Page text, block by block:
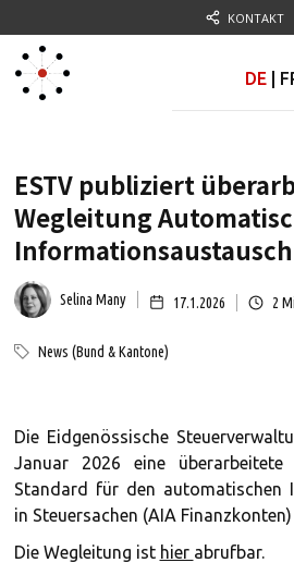
KONTAKT
DE
ESTV publiziert
Wegleitung
Informationsaustausch
Selina Many 17.1.2026 2
News (Bund & Kantone)
Die Eidgenössische
Januar 2026 eine
Standard für den automatischen
in Steuersachen (AIA
Die Wegleitung ist hier abrufbar.